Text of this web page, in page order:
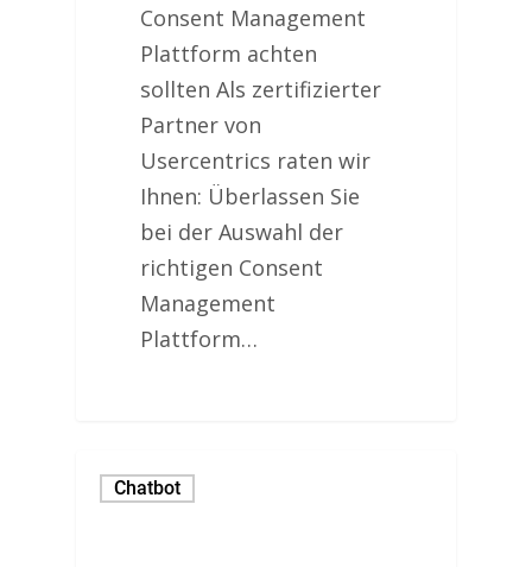
Consent Management
Plattform achten
sollten Als zertifizierter
Partner von
Usercentrics raten wir
Ihnen: Überlassen Sie
bei der Auswahl der
richtigen Consent
Management
Plattform…
Chatbot